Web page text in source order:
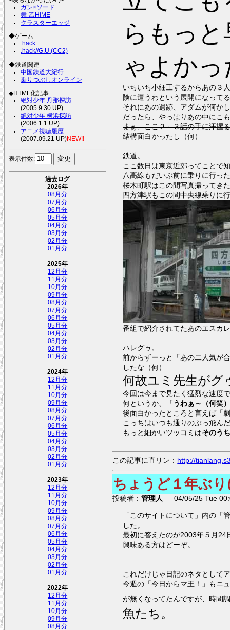
ガン×ソード
舞-乙HiME
クラスターエッジ
◆ゲーム
.hack
.hack//G.U.(CC2)
◆鉄道関連
中国鉄道大紀行
乗りつぶしオンライン
◆HTML化記事
絶対少年 丹那探訪
(2005.9.30 UP)
絶対少年 横浜探訪
(2006.1.1 UP)
アニメ視聴履歴
(2007.09.21 UP)NEW!!
表示件数:
過去ログ
2026年
08月分
07月分
06月分
05月分
04月分
03月分
02月分
01月分
2025年
12月分
11月分
10月分
09月分
08月分
07月分
06月分
05月分
04月分
03月分
02月分
01月分
2024年
12月分
11月分
10月分
09月分
08月分
07月分
06月分
05月分
04月分
03月分
02月分
01月分
2023年
12月分
11月分
10月分
09月分
08月分
07月分
06月分
05月分
04月分
03月分
02月分
01月分
2022年
12月分
11月分
10月分
09月分
08月分
らもっ
ゃよか
いちいち小細工するからあの３
険に遭うわという展開になって
それにあの遺跡、アダムが何か
だったら、やっぱりあの中にこ
まぁ、ここ２～３話の手に汗握
結構面白かったし（何）
鉄道。
ここ数日は東京近郊ってことで
八高線もだいぶ前に乗りに行っ
桜木町駅はこの間写真撮ってき
四方津駅もこの間中央線乗りに
番組で紹介されてたあのエスカ
ハレグゥ。
前からずーっと「あの二人気が
したな（何）
何故ユミ先生がグ
今回は今まで見たく猛烈な速度
何というか、
「うわぁ～（何笑
後面白かったところと言えば「
こっちはいつも通りのぶっ飛ん
もっと細かいツッコミはそのう
この記事に直リン： http://
ちょうど１年ぶ
投稿者：管理人 04/05/25 Tue
「このサイトについて」内の
した。
最初に答えたのが2003年５月24
興味ある方はどーぞ。
これだけじゃ日記のネタとして
今週の「今日からマ王！」もニ
が無くなってたんですが、時間
魚たち。